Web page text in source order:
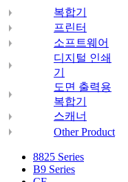
복합기
프린터
소프트웨어
디지털 인쇄
기
도면 출력용
복합기
스캐너
Other Product
8825 Series
B9 Series